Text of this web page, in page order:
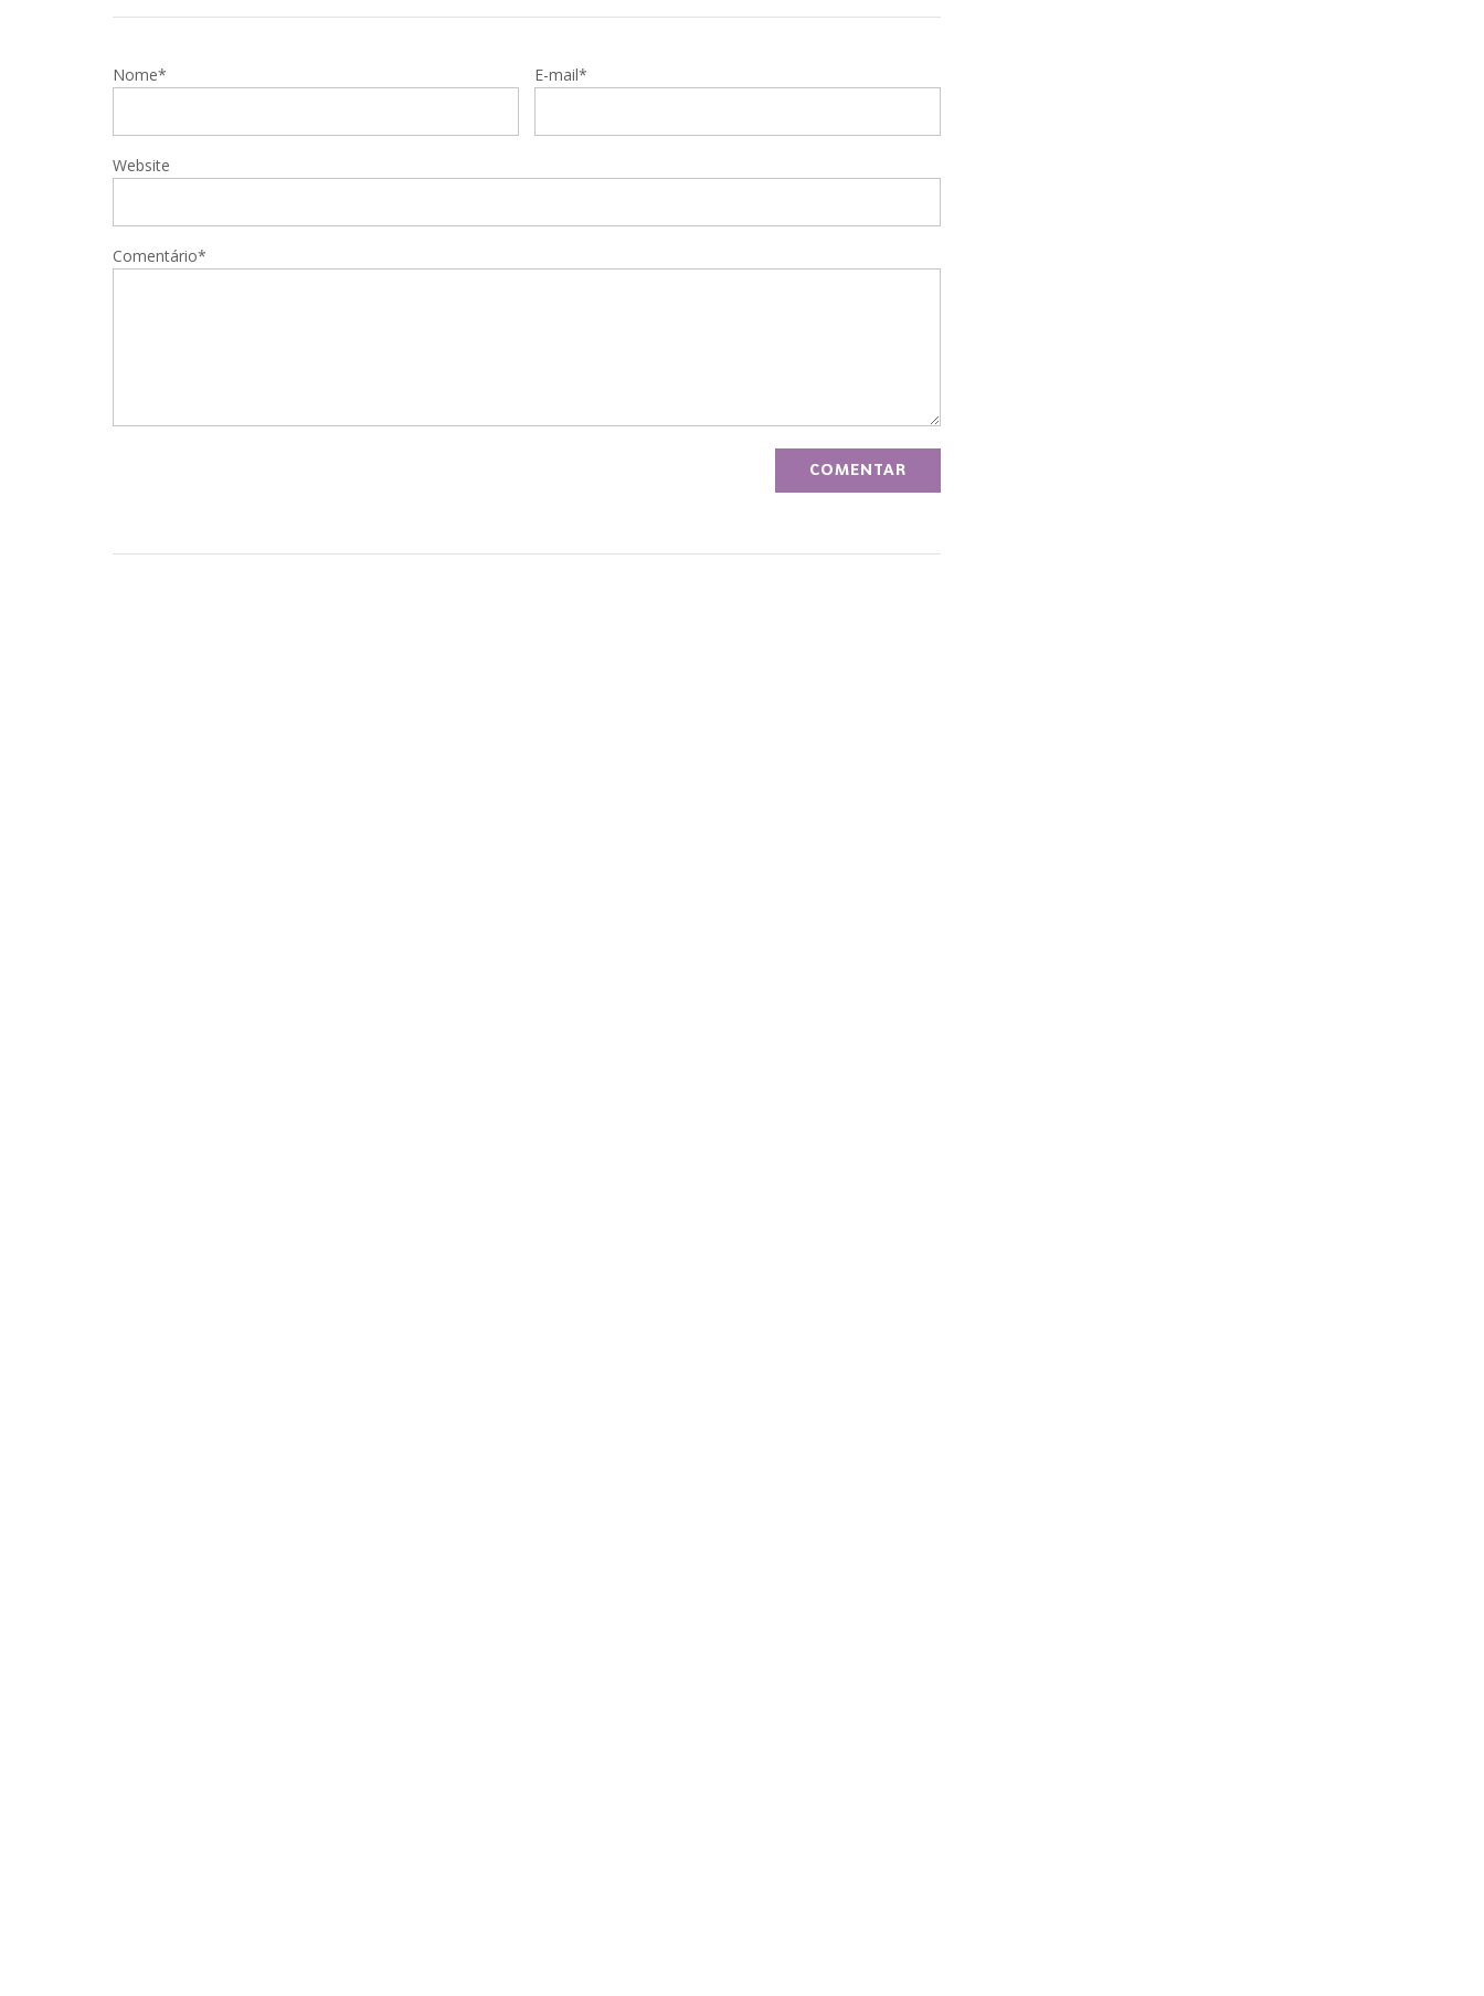
Nome* E-mail*
Website
Comentário*